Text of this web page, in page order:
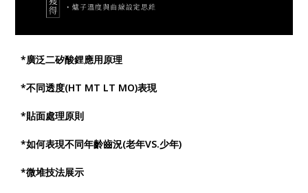
*廣泛二矽酸鋰應用原理
*不同透度(HT MT LT MO)表現
*貼面處理原則
*如何表現不同年齡齒況(老年VS.少年)
*微堆技法展示